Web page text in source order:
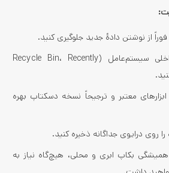
از نوشتن دادهٔ جدید جلوگیری کنید.
ابتدا راهکارهای داخلی سیستم‌عامل (Recycle Bin، Recently
معتبر و ترجیحاً نسخه دسکتاپ بهره
روی درایوی جداگانه ذخیره کنید.
بکاپ ابری و محلی، هیچ‌گاه نیاز به